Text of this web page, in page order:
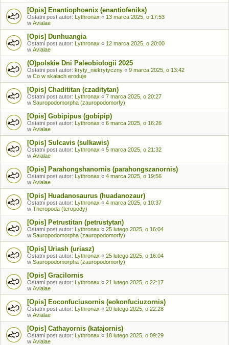
[Opis] Enantiophoenix (enantiofeniks)
Ostatni post autor: Lythronax « 13 marca 2025, o 17:53
w Avialae
[Opis] Dunhuangia
Ostatni post autor: Lythronax « 12 marca 2025, o 20:00
w Avialae
(O)polskie Dni Paleobiologii 2025
Ostatni post autor: kryty_niekrytyczny « 9 marca 2025, o 13:42
w Co w skałach eroduje
[Opis] Chadititan (czaditytan)
Ostatni post autor: Lythronax « 7 marca 2025, o 20:27
w Sauropodomorpha (zauropodomorfy)
[Opis] Gobipipus (gobipip)
Ostatni post autor: Lythronax « 6 marca 2025, o 16:26
w Avialae
[Opis] Sulcavis (sulkawis)
Ostatni post autor: Lythronax « 5 marca 2025, o 21:32
w Avialae
[Opis] Parahongshanornis (parahongszanornis)
Ostatni post autor: Lythronax « 4 marca 2025, o 19:56
w Avialae
[Opis] Huadanosaurus (huadanozaur)
Ostatni post autor: Lythronax « 4 marca 2025, o 10:37
w Theropoda (teropody)
[Opis] Petrustitan (petrustytan)
Ostatni post autor: Lythronax « 25 lutego 2025, o 16:04
w Sauropodomorpha (zauropodomorfy)
[Opis] Uriash (uriasz)
Ostatni post autor: Lythronax « 25 lutego 2025, o 16:04
w Sauropodomorpha (zauropodomorfy)
[Opis] Gracilornis
Ostatni post autor: Lythronax « 21 lutego 2025, o 22:17
w Avialae
[Opis] Eoconfuciusornis (eokonfuciuzornis)
Ostatni post autor: Lythronax « 20 lutego 2025, o 22:28
w Avialae
[Opis] Cathayornis (katajornis)
Ostatni post autor: Lythronax « 18 lutego 2025, o 09:29
w Avialae